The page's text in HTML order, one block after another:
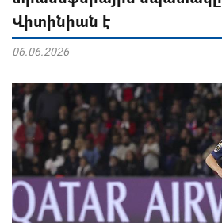
Վիտինիան է
06.06.2026